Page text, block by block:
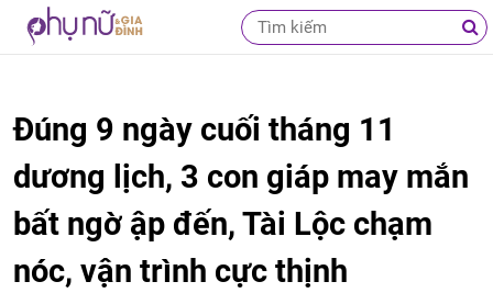
Đúng 9 ngày cuối tháng 11
dương lịch, 3 con giáp may mắn
bất ngờ ập đến, Tài Lộc chạm
nóc, vận trình cực thịnh